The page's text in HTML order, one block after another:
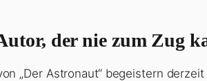
der nie zum Zug
„Der Astronaut“ begeistern